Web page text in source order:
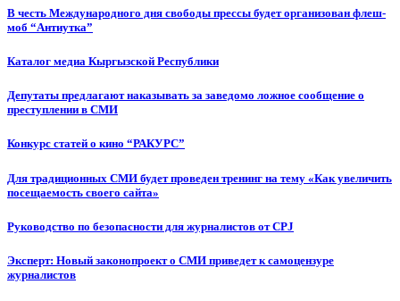
В честь Международного дня свободы прессы будет организован флеш-
моб “Антиутка”
Каталог медиа Кыргызской Республики
Депутаты предлагают наказывать за заведомо ложное сообщение о
преступлении в СМИ
Конкурс статей о кино “РАКУРС”
Для традиционных СМИ будет проведен тренинг на тему «Как увеличить
посещаемость своего сайта»
Руководство по безопасности для журналистов от CPJ
Эксперт: Новый законопроект о СМИ приведет к самоцензуре
журналистов